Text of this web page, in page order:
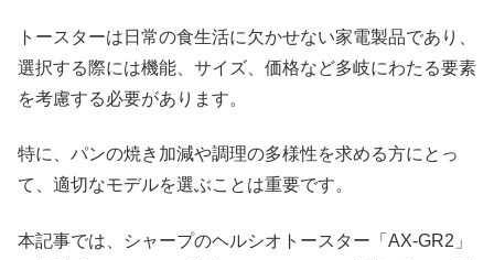
トースターは日常の食生活に欠かせない家電製品であり、
選択する際には機能、サイズ、価格など多岐にわたる要素
を考慮する必要があります。
特に、パンの焼き加減や調理の多様性を求める方にとっ
て、適切なモデルを選ぶことは重要です。
本記事では、シャープのヘルシオトースター「AX-GR2」